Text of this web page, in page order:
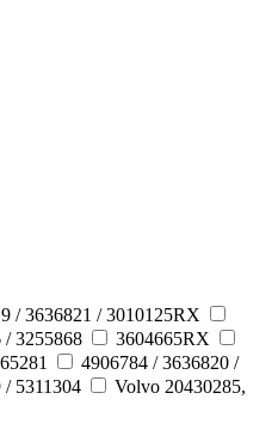
/ 3636821 / 3010125RX
/ ­3255868
3604665RX
4906784 / 3636820 /
/ 5311304
Volvo 20430285,